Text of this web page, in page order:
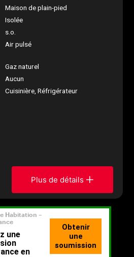
Maison de plain-pied
Isolée
s.o.
Air pulsé
Gaz naturel
Aucun
Cuisinière, Réfrigérateur
Plus de détails